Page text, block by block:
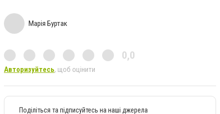
Марія Буртак
0,0
Авторизуйтесь, щоб оцінити
Поділіться та підписуйтесь на наші джерела